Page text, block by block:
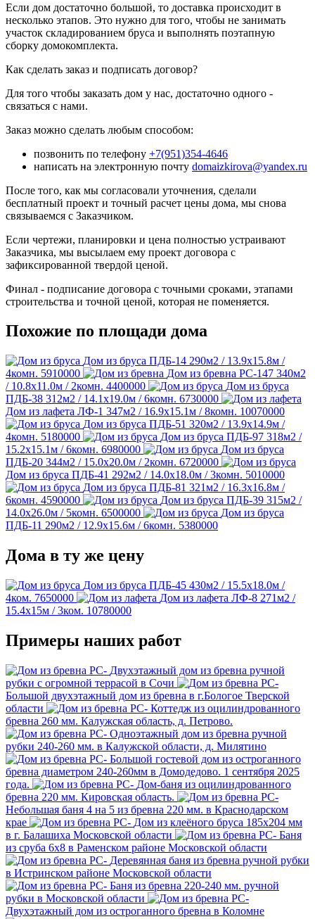
Если дом достаточно большой, то доставка происходит в
несколько этапов. Это нужно для того, чтобы не занимать
участок складированием бруса и выполнять поэтапную
сборку домокомплекта.
Как сделать заказ и подписать договор?
Для того чтобы заказать дом у нас, достаточно одного -
связаться с нами.
Заказ можно сделать любым способом:
позвонить по телефону +7(951)354-4646
написать на электронную почту domaizkirova@yandex.ru
После того, как мы согласовали уточнения, сделали
бесплатный проект и точный расчет цены дома, мы снова
связываемся с Заказчиком.
Если чертежи, планировки и цена полностью устраивают
Заказчика, мы высылаем ему проект договора с
зафиксированной твердой ценой.
Финал - подписание договора с точными сроками, этапами
строительства и точной ценой, которая не поменяется.
Похожие по площади дома
Дом из бруса ПДБ-14 290м2 / 13.9х15.8м /
4комн. 5910000 Дом из бревна РС-147 340м2
/ 10.8х11.0м / 2комн. 4400000
Дом из бруса
ПДБ-38 312м2 / 14.1х19.0м / 6комн. 6730000
Дом из лафета ЛФ-1 347м2 / 16.9х15.1м / 8комн. 10070000
Дом из бруса ПДБ-51 320м2 / 13.9х14.9м /
4комн. 5180000 Дом из бруса ПДБ-97 318м2 /
15.2х15.1м / 6комн. 6980000
Дом из бруса
ПДБ-20 344м2 / 15.0х20.0м / 2комн. 6720000
Дом из бруса ПДБ-41 292м2 / 14.0х18.0м / 3комн. 5010000
Дом из бруса ПДБ-81 321м2 / 16.3х16.8м /
6комн. 4590000 Дом из бруса ПДБ-39 315м2 /
14.0х26.0м / 5комн. 6500000
Дом из бруса
ПДБ-11 290м2 / 12.9х15.6м / 6комн. 5380000
Дома в ту же цену
Дом из бруса ПДБ-45 430м2 / 15.5х18.0м /
4ком. 7650000 Дом из лафета ЛФ-8 271м2 /
15.4х15м / 3ком. 10780000
Примеры наших работ
Двухэтажный дом из бревна ручной
рубки с огромной террасой в Сочи
Большой двухэтажный дом из бревна в г.Бологое Тверской
области
Коттедж из оцилиндрованного
бревна 260 мм. Калужская область, д. Петрово.
Одноэтажный дом из бревна ручной
рубки 240-260 мм. в Калужской области, д. Милятино
Большой гостевой дом из остроганного
бревна диаметром 240-260мм в Домодедово. 1 сентября 2025
года.
Дом-баня из оцилиндрованного
бревна 220 мм. Кировская область.
Небольшая баня 4 на 5 из бревна 220 мм. в Краснодарском
крае
Дом из клеёного бруса 185х204 мм
в г. Балашиха Московской области
Баня
из сруба 6х8 в Раменском районе Московской области
Деревянная баня из бревна ручной рубки
в Истринском районе Московской области
Баня из бревна 220-240 мм. ручной
рубки в Московской области
Двухэтажный дом из остроганного бревна в Коломне